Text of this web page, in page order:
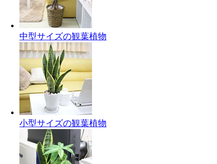
中型サイズの観葉植物
小型サイズの観葉植物